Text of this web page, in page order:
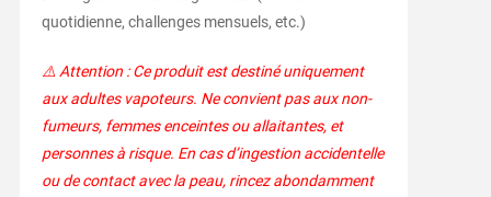
quotidienne, challenges mensuels, etc.)
⚠️ Attention : Ce produit est destiné uniquement
aux adultes vapoteurs. Ne convient pas aux non-
fumeurs, femmes enceintes ou allaitantes, et
personnes à risque. En cas d’ingestion accidentelle
ou de contact avec la peau, rincez abondamment